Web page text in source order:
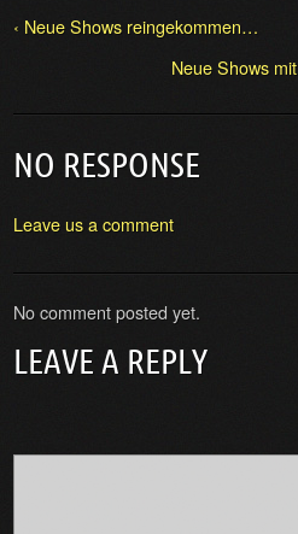
‹ Neue Shows reingekommen…
Neue Shows
NO RESPONSE
Leave us a comment
No comment posted yet.
LEAVE A REPLY